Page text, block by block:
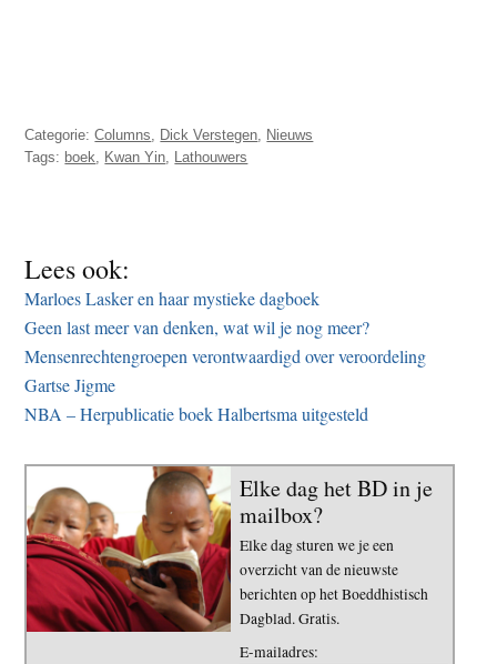
Categorie:Columns, Dick Verstegen, Nieuws
Tags: boek, Kwan Yin, Lathouwers
Lees ook:
Marloes Lasker en haar mystieke dagboek
Geen last meer van denken, wat wil je nog meer?
Mensenrechtengroepen verontwaardigd over veroordeling
Gartse Jigme
NBA – Herpublicatie boek Halbertsma uitgesteld
Elke dag het BD in je
mailbox?
Elke dag sturen we je een
overzicht van de nieuwste
berichten op het Boeddhistisch
Dagblad. Gratis.
E-mailadres: